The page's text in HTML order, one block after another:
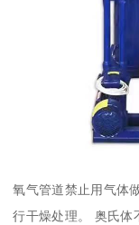
氧气管道禁止用气体
行干燥处理。 奥氏体